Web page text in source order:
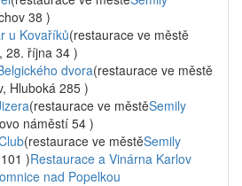
38 )
u Kovaříků(restaurace ve městě
28. října 34 )
dvora(restaurace ve městě
Hluboká 285 )
(restaurace ve městěSemily
náměstí 54 )
(restaurace ve městěSemily
)Restaurace a Vinárna Karlov
nad Popelkou